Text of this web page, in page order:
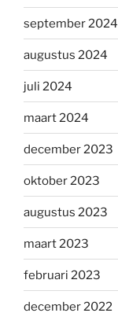
september 2024
augustus 2024
juli 2024
maart 2024
december 2023
oktober 2023
augustus 2023
maart 2023
februari 2023
december 2022